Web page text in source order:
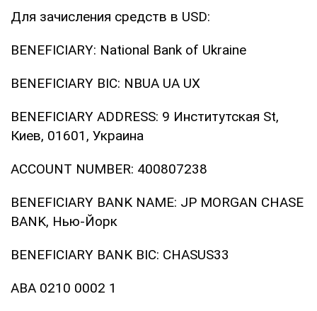
Для зачисления средств в USD:
BENEFICIARY: National Bank of Ukraine
BENEFICIARY BIC: NBUA UA UX
BENEFICIARY ADDRESS: 9 Институтская St,
Киев, 01601, Украина
ACCOUNT NUMBER: 400807238
BENEFICIARY BANK NAME: JP MORGAN CHASE
BANK, Нью-Йорк
BENEFICIARY BANK BIC: CHASUS33
ABA 0210 0002 1